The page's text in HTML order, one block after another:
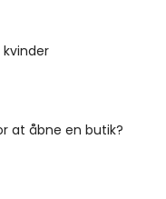
at åbne en butik?